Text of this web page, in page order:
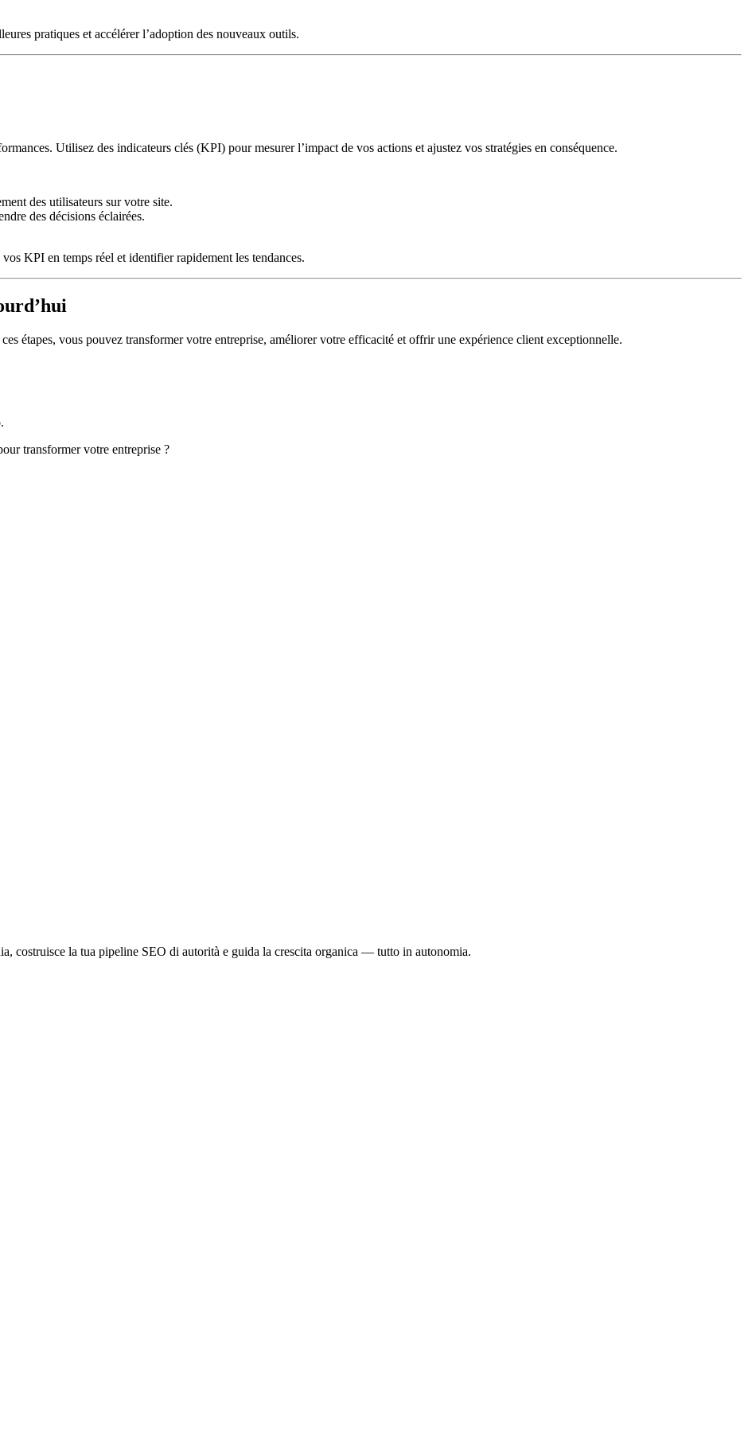
pratiques et accélérer l’adoption des nouveaux outils.
Utilisez des indicateurs clés (KPI) pour mesurer l’impact de vos actions et ajustez vos stratégies en conséquence.
des utilisateurs sur votre site.
des décisions éclairées.
KPI en temps réel et identifier rapidement les tendances.
étapes, vous pouvez transformer votre entreprise, améliorer votre efficacité et offrir une expérience client exceptionnelle.
.
transformer votre entreprise ?
costruisce la tua pipeline SEO di autorità e guida la crescita organica — tutto in autonomia.